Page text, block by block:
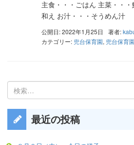
主食・・・ごはん 主菜・・
和え お汁・・・そう
公開日: 2022年1月25日 著者:
カテゴリー: 兜台保育園, 兜台保育
検
索:
最近の投稿